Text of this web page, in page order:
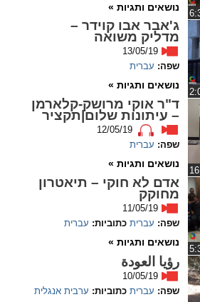
spellcheck
גופן קריא
ניגודיות צבעים
brightness_low
ניגודיות כהה
קישורים
font_download
cached
איפוס
flag
השארת
נושאים ותגיות »
ג'אבר אבו קוידר –
מדליק משואה
13/05/19
שפה: עברית
נושאים ותגיות »
ד"ר אוקי מרושק-קלארמן
– עיתונות שלום|תקציר
12/05/19
שפה: עברית
נושאים ותגיות »
אדם לא חוקי – תיאטרון
מחוקק
11/05/19
שפה: עברית כתוביות: עברית
נושאים ותגיות »
رؤيا العودة
10/05/19
שפה: עברית כתוביות: ערבית אנגלית